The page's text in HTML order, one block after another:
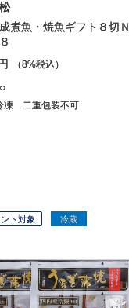
煮魚・焼魚ギフト８切Ｎ
（8%税込）
凍 二重包装不可
ト対象 冷蔵